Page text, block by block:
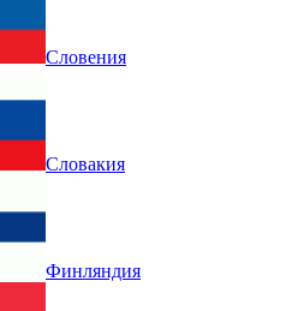
Словения
Словакия
Финляндия